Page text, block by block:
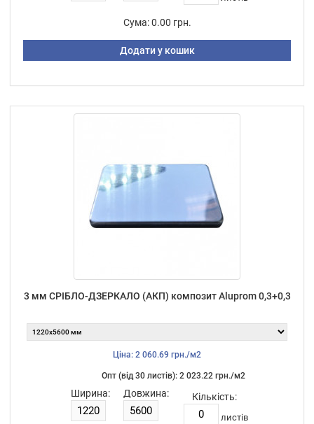
Сума: 0.00 грн.
Додати у кошик
3 мм СРІБЛО-ДЗЕРКАЛО (АКП) композит Aluprom 0,3+0,3
Ціна: 2 060.69 грн./м2
Опт (від 30 листiв): 2 023.22 грн./м2
Ширина: Довжина: Кількість:
листiв